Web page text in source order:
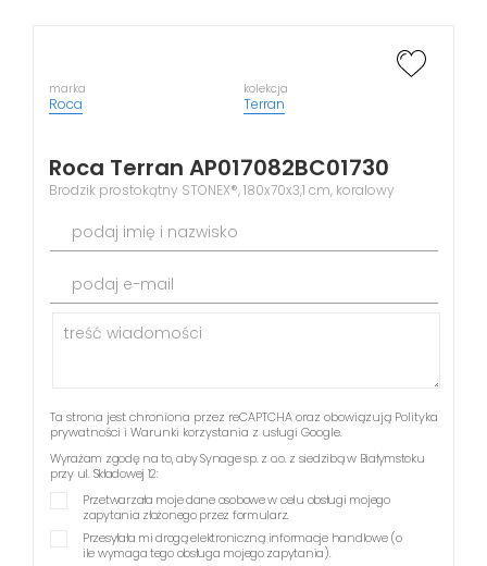
marka
Roca
kolekcja
Terran
Roca Terran AP017082BC01730
Brodzik prostokątny STONEX®, 180x70x3,1 cm, koralowy
podaj imię i nazwisko
podaj e-mail
Ta strona jest chroniona przez reCAPTCHA oraz obowiązują Polityka
prywatności i Warunki korzystania z usługi Google.
Wyrażam zgodę na to, aby Synage sp. z o.o. z siedzibą w Białymstoku
przy ul. Składowej 12:
Przetwarzała moje dane osobowe w celu obsługi mojego
zapytania złożonego przez formularz.
Przesyłała mi drogą elektroniczną informacje handlowe (o
ile wymaga tego obsługa mojego zapytania).